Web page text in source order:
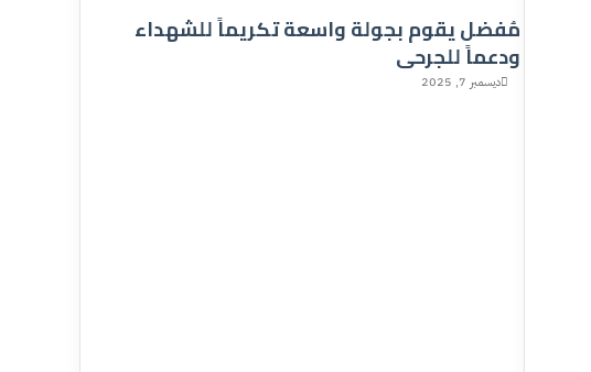
غ
ل
ا
مُفضل يقوم بجولة واسعة تكريماً للشهداء
ودعماً للجرحى
ديسمبر 7, 2025